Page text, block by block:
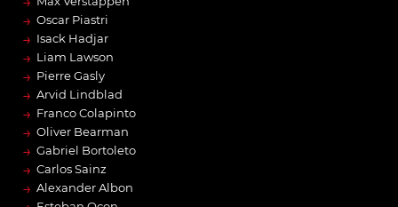
→ Oscar Piastri
→ Isack Hadjar
→ Liam Lawson
→ Pierre Gasly
→ Arvid Lindblad
→ Franco Colapinto
→ Oliver Bearman
→ Gabriel Bortoleto
→ Carlos Sainz
→ Alexander Albon